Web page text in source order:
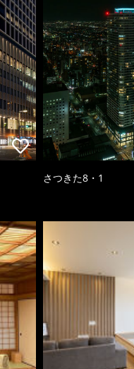
さつきた8・1